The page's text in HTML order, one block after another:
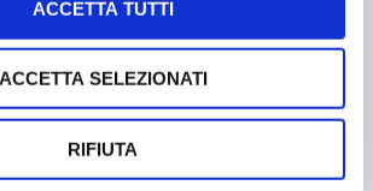
ACCETTA TUTTI
ACCETTA SELEZIONATI
RIFIUTA